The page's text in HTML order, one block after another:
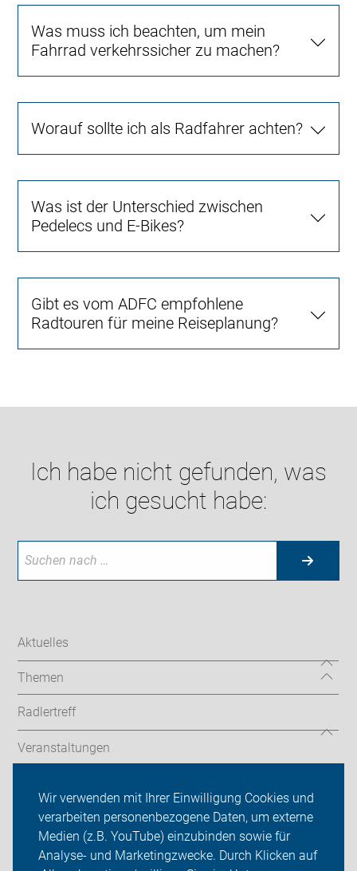
Wir verwenden mit Ihrer Einwilligung Cookies und
verarbeiten personenbezogene Daten, um externe
Medien (z.B. YouTube) einzubinden sowie für
Analyse- und Marketingzwecke. Durch Klicken auf
Was muss ich beachten, um mein
Fahrrad verkehrssicher zu machen?
Worauf sollte ich als Radfahrer achten?
Was ist der Unterschied zwischen
Pedelecs und E-Bikes?
Gibt es vom ADFC empfohlene
Radtouren für meine Reiseplanung?
Ich habe nicht gefunden, was
ich gesucht habe:
Aktuelles
Themen
Radlertreff
Veranstaltungen
ADFC Landsberg am Lech
Sei dabei